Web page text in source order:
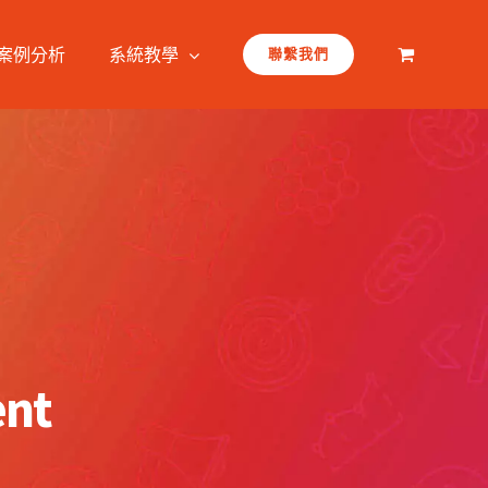
例分析 系統教學 聯繫我們